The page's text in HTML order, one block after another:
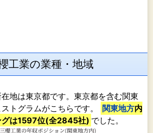
工業の業種・地域
地は東京都です。東京都を含む関東
トグラムがこちらです。
関東地方内
グは1597位(全2845社) でした。